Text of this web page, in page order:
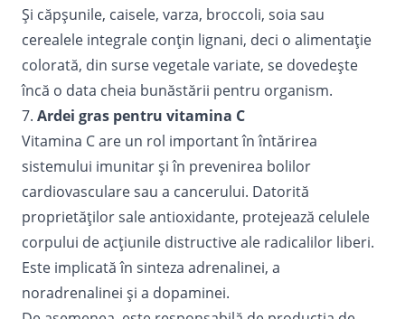
Și căpșunile, caisele, varza, broccoli, soia sau
cerealele integrale conțin lignani, deci o alimentație
colorată, din surse vegetale variate, se dovedește
încă o data cheia bunăstării pentru organism.
7. Ardei gras pentru vitamina C
Vitamina C are un rol important în întărirea
sistemului imunitar și în prevenirea bolilor
cardiovascularesau a cancerului. Datorită
proprietăților sale antioxidante, protejează celulele
corpului de acțiunile distructive ale radicalilor liberi.
Este implicată în sinteza adrenalinei, a
noradrenalinei și a dopaminei.